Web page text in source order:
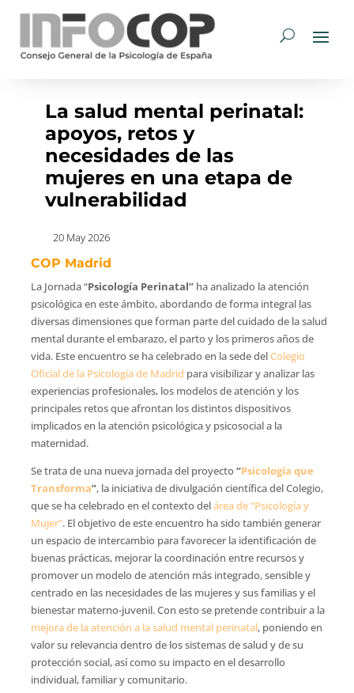
La salud mental perinatal:
apoyos, retos y
necesidades de las
mujeres en una etapa de
vulnerabilidad
20 May 2026
COP Madrid
La Jornada “Psicología Perinatal” ha analizado la atención
psicológica en este ámbito, abordando de forma integral las
diversas dimensiones que forman parte del cuidado de la salud
mental durante el embarazo, el parto y los primeros años de
vida. Este encuentro se ha celebrado en la sede delColegio
Oficial de la Psicología de Madrid para visibilizar y analizar las
experiencias profesionales, los modelos de atención y los
principales retos que afrontan los distintos dispositivos
implicados en la atención psicológica y psicosocial a la
maternidad.
Se trata de una nueva jornada del proyecto“Psicología que
Transforma”, la iniciativa de divulgación científica del Colegio,
que se ha celebrado en el contexto delárea de “Psicología y
Mujer”. El objetivo de este encuentro ha sido también generar
un espacio de intercambio para favorecer la identificación de
buenas prácticas, mejorar la coordinación entre recursos y
promover un modelo de atención más integrado, sensible y
centrado en las necesidades de las mujeres y sus familias y el
bienestar materno-juvenil. Con esto se pretende contribuir a la
mejora de la atención a la salud mental perinatal, poniendo en
valor su relevancia dentro de los sistemas de salud y de su
protección social, así como su impacto en el desarrollo
individual, familiar y comunitario.